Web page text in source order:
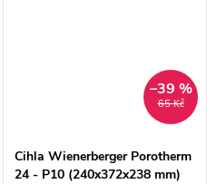
65 Kč
–39 %
Cihla Wienerberger Porotherm
24 - P10 (240x372x238 mm)